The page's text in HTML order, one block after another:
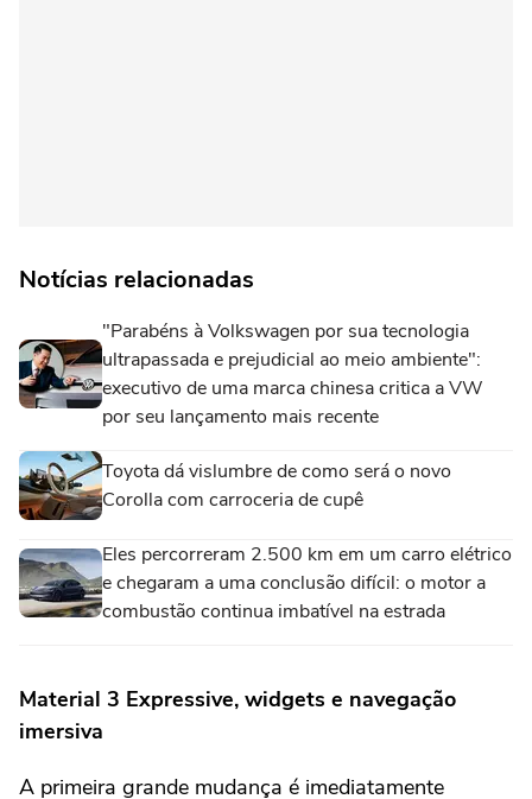
Notícias relacionadas
"Parabéns à Volkswagen por sua tecnologia
ultrapassada e prejudicial ao meio ambiente":
executivo de uma marca chinesa critica a VW
por seu lançamento mais recente
Toyota dá vislumbre de como será o novo
Corolla com carroceria de cupê
Eles percorreram 2.500 km em um carro elétrico
e chegaram a uma conclusão difícil: o motor a
combustão continua imbatível na estrada
Material 3 Expressive, widgets e navegação
imersiva
A primeira grande mudança é imediatamente